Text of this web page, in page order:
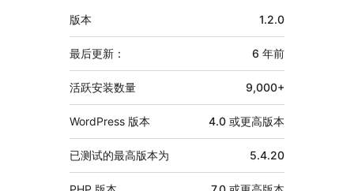
额
外
信
息
版本 1.2.0
最后更新： 6 年前
活跃安装数量 9,000+
WordPress 版本 4.0 或更高版本
已测试的最高版本为 5.4.20